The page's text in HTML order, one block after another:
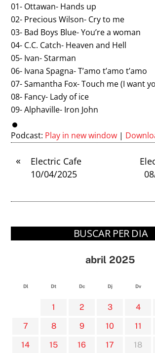
01- Ottawan- Hands up
02- Precious Wilson- Cry to me
03- Bad Boys Blue- You’re a woman
04- C.C. Catch- Heaven and Hell
05- Ivan- Starman
06- Ivana Spagna- T’amo t’amo t’amo
07- Samantha Fox- Touch me (I want
08- Fancy- Lady of ice
09- Alphaville- Iron John
Podcast: Play in new window |
«
Electric Cafe
10/04/2025
BUSCAR PER DIA
abril 2025
Dl Dt Dc Dj Dv
1 2 3 4
7
8 9 10 11
14
15 16 17 18